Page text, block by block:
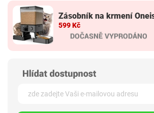
Zásobník na krmení
599 Kč